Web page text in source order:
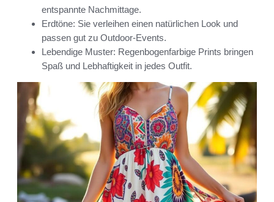
entspannte Nachmittage.
Erdtöne: Sie verleihen einen natürlichen Look und
passen gut zu Outdoor-Events.
Lebendige Muster: Regenbogenfarbige Prints bringen
Spaß und Lebhaftigkeit in jedes Outfit.